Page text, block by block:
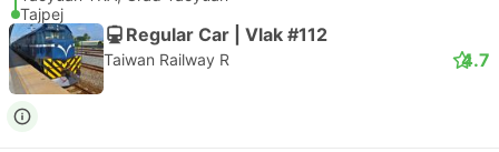
Tajpej
Regular Car | Vlak #112
Taiwan Railway R 4.7